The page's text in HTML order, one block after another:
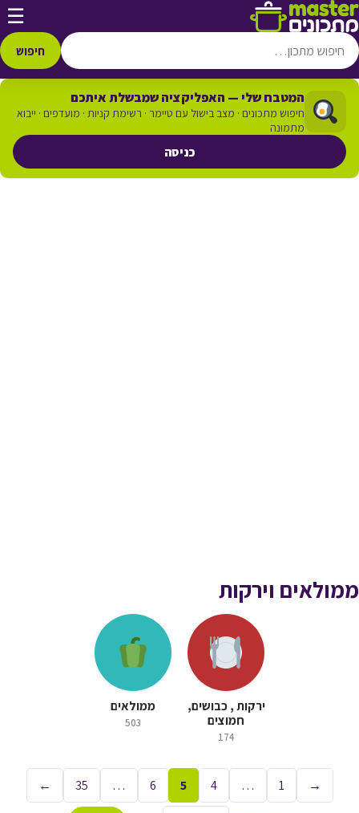
דלג לתוכן ☰
חיפוש
המטבח שלי — האפליקציה שמבשלת איתכם
חיפוש מתכונים · מצב בישול עם טיימר · רשימת קניות · מועדפים · ייבוא
מתמונה
כניסה
ממולאים וירקות
ירקות , כבושים,
חמוצים
174
ממולאים
503
→
1
…
4
5
6
…
35
←